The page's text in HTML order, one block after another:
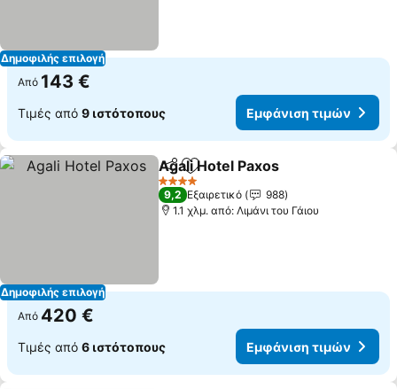
Δημοφιλής επιλογή
Από 143 €
Τιμές από 9 ιστότοπους Εμφάνιση τιμών
Δημοφιλής επιλογή
Κοινοποίηση
Προσθήκη στα αγαπημένα
Agali Hotel Paxos
4 Αστέρια
9,2 Εξαιρετικό
988
1.1 χλμ. από: Λιμάνι του Γάιου
Από 420 €
Τιμές από 6 ιστότοπους Εμφάνιση τιμών